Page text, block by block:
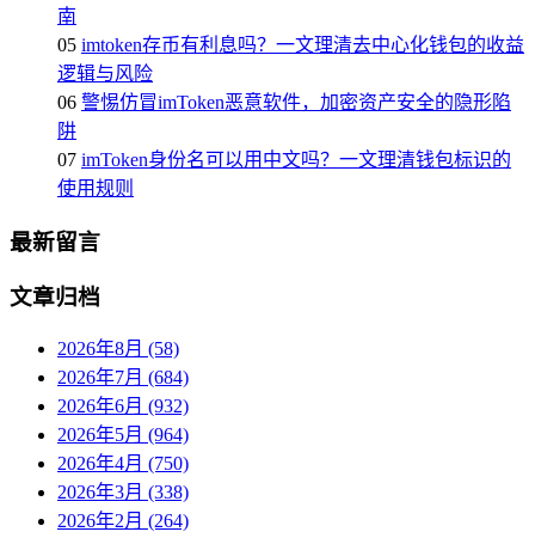
南
05 imtoken存币有利息吗？一文理清去中心化钱包的收益
逻辑与风险
06 警惕仿冒imToken恶意软件，加密资产安全的隐形陷
阱
07 imToken身份名可以用中文吗？一文理清钱包标识的
使用规则
最新留言
文章归档
2026年8月 (58)
2026年7月 (684)
2026年6月 (932)
2026年5月 (964)
2026年4月 (750)
2026年3月 (338)
2026年2月 (264)